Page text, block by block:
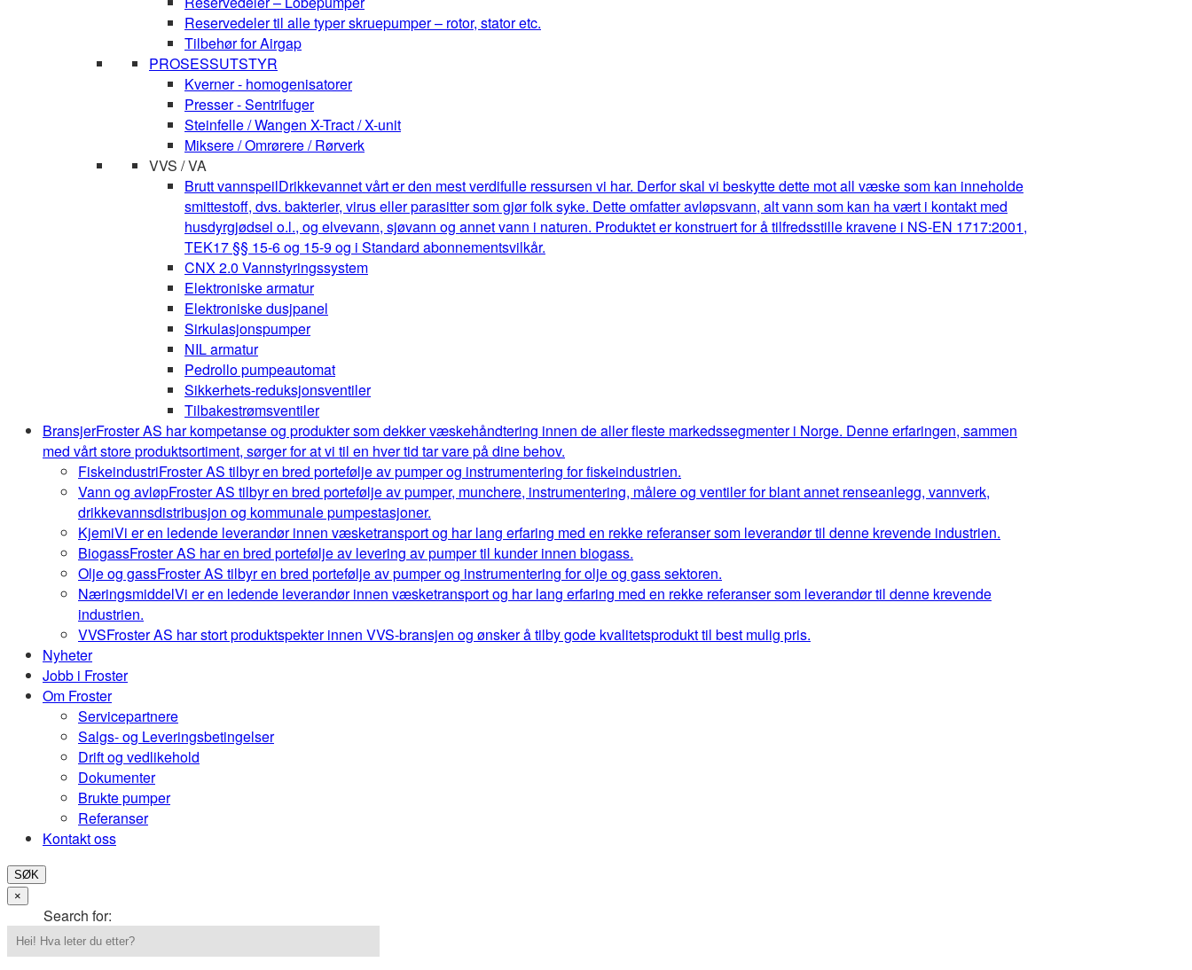
Reservedeler til alle typer skruepumper – rotor, stator etc.
Tilbehør for Airgap
PROSESSUTSTYR
Kverner - homogenisatorer
Presser - Sentrifuger
Steinfelle / Wangen X-Tract / X-unit
Miksere / Omrørere / Rørverk
VVS / VA
Brutt vannspeilDrikkevannet vårt er den mest verdifulle ressursen vi har. Derfor skal vi beskytte dette mot all væske som kan inneholde
smittestoff, dvs. bakterier, virus eller parasitter som gjør folk syke. Dette omfatter avløpsvann, alt vann som kan ha vært i kontakt med
husdyrgjødsel o.l., og elvevann, sjøvann og annet vann i naturen. Produktet er konstruert for å tilfredsstille kravene i NS-EN 1717:2001,
TEK17 §§ 15-6 og 15-9 og i Standard abonnementsvilkår.
CNX 2.0 Vannstyringssystem
Elektroniske armatur
Elektroniske dusjpanel
Sirkulasjonspumper
NIL armatur
Pedrollo pumpeautomat
Sikkerhets-reduksjonsventiler
Tilbakestrømsventiler
BransjerFroster AS har kompetanse og produkter som dekker væskehåndtering innen de aller fleste markedssegmenter i Norge. Denne erfaringen, sammen
med vårt store produktsortiment, sørger for at vi til en hver tid tar vare på dine behov.
FiskeindustriFroster AS tilbyr en bred portefølje av pumper og instrumentering for fiskeindustrien.
Vann og avløpFroster AS tilbyr en bred portefølje av pumper, munchere, instrumentering, målere og ventiler for blant annet renseanlegg, vannverk,
drikkevannsdistribusjon og kommunale pumpestasjoner.
KjemiVi er en ledende leverandør innen væsketransport og har lang erfaring med en rekke referanser som leverandør til denne krevende industrien.
BiogassFroster AS har en bred portefølje av levering av pumper til kunder innen biogass.
Olje og gassFroster AS tilbyr en bred portefølje av pumper og instrumentering for olje og gass sektoren.
NæringsmiddelVi er en ledende leverandør innen væsketransport og har lang erfaring med en rekke referanser som leverandør til denne krevende
industrien.
VVSFroster AS har stort produktspekter innen VVS-bransjen og ønsker å tilby gode kvalitetsprodukt til best mulig pris.
Nyheter
Jobb i Froster
Om Froster
Servicepartnere
Salgs- og Leveringsbetingelser
Drift og vedlikehold
Dokumenter
Brukte pumper
Referanser
Kontakt oss
SØK
×
Search for: